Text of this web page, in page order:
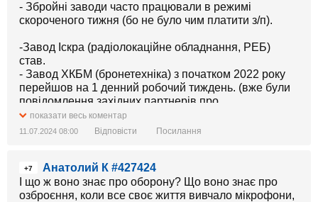
- Збройні заводи часто працювали в режимi
скороченого тижня (бо не було чим платити з/п).
-Завод Іскра (радіолокаційне обладнання, РЕБ)
став.
- Завод ХКБМ (бронетехніка) з початком 2022 року
перейшов на 1 денний робочий тиждень. (вже були
повідомлення західних партнерів про
широкомасштабне вторгнення).
- Замовлень на КБ "ЛУЧ" (протитанкові комплекси)
(дальнiсть 500 км), "Сапсанів" (дальність 50-480 км,
"Нептунiв" (крилата ракета, дальність 280 км),
"Вільхи-М" (ракетний комплекс, дальність до 130
показати весь коментар
11.07.2024 08:00 Відповісти Посилання
+7
Анатолий К #427424
І що ж воно знає про оборону? Що воно знає про
озброєння, коли все своє життя вивчало мікрофони,